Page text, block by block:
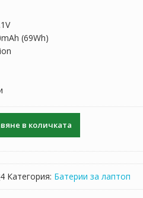
(69Wh)
в количката
Категория: Батерии за лаптоп